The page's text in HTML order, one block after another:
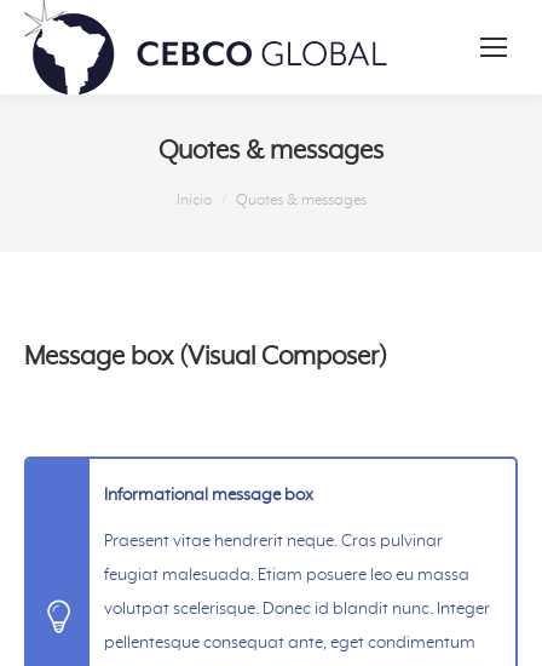
Quotes & messages
Inicio Quotes & messages
Message box (Visual Composer)
Informational message box
Praesent vitae hendrerit neque. Cras pulvinar
feugiat malesuada. Etiam posuere leo eu massa
volutpat scelerisque. Donec id blandit nunc. Integer
pellentesque consequat ante, eget condimentum